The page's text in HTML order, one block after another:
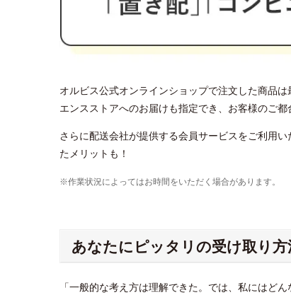
オルビス公式オンラインショップで注文した商品
エンスストアへのお届けも指定でき、お客様のご都
さらに配送会社が提供する会員サービスをご利用
たメリットも！
※作業状況によってはお時間をいただく場合があります。
あなたにピッタリの受け取り
「一般的な考え方は理解できた。では、私にはど